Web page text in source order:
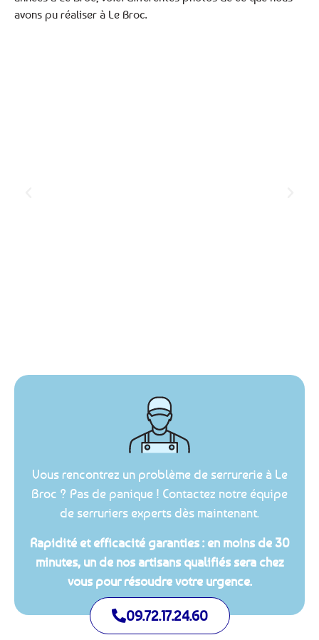
avons pu réaliser à Le Broc.
Vous rencontrez un problème de serrurerie à Le
Broc ? Pas de panique ! Contactez notre équipe
de serruriers experts dès maintenant.
Rapidité et efficacité garanties : en moins de 30
minutes, un de nos artisans qualifiés sera chez
vous pour résoudre votre urgence.
09.72.17.24.60